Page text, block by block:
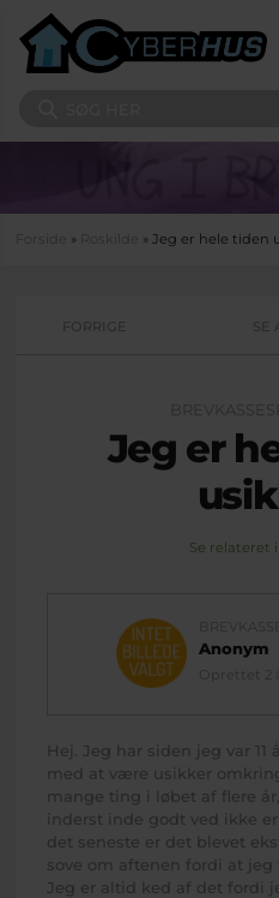
Du er her
» Roskilde » Jeg er hele tiden
FORRIGE SE
Jeg er
Se relateret
Anonym
Oprettet 2
Hej. Jeg har siden jeg var
med at være usikker
mange ting i løbet af flere
inderst inde godt ved ikke
det seneste er det blevet
sove om aftenen fordi at
Jeg er altid ked af det fordi